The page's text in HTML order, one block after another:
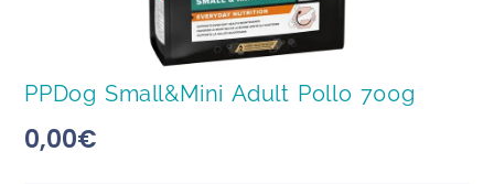
PPDog Small&Mini Adult Pollo 700g
0,00€